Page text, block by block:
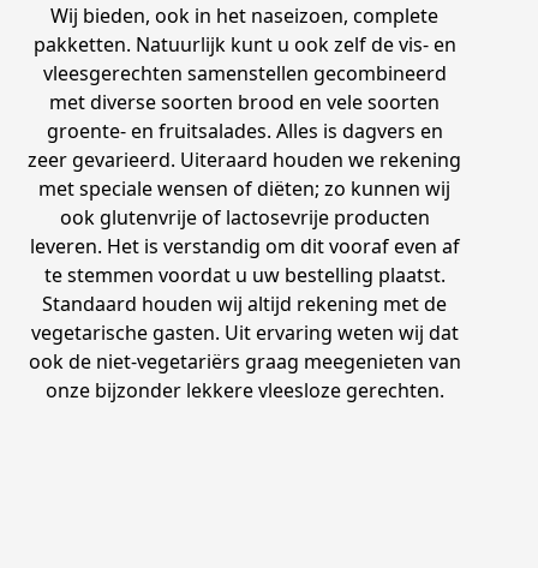
Wij bieden, ook in het naseizoen, complete
pakketten. Natuurlijk kunt u ook zelf de vis- en
vleesgerechten samenstellen gecombineerd
met diverse soorten brood en vele soorten
groente- en fruitsalades. Alles is dagvers en
zeer gevarieerd. Uiteraard houden we rekening
met speciale wensen of diëten; zo kunnen wij
ook glutenvrije of lactosevrije producten
leveren. Het is verstandig om dit vooraf even af
te stemmen voordat u uw bestelling plaatst.
Standaard houden wij altijd rekening met de
vegetarische gasten. Uit ervaring weten wij dat
ook de niet-vegetariërs graag meegenieten van
onze bijzonder lekkere vleesloze gerechten.